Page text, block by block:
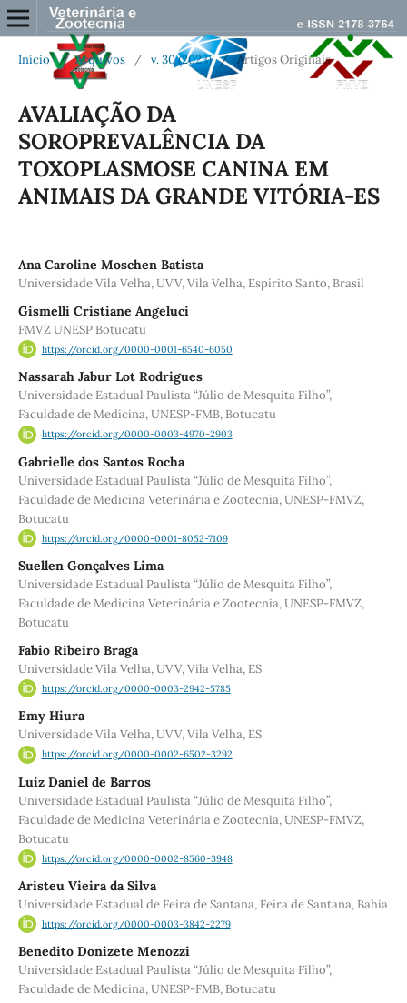
Início / Arquivos / v. 30 (2023) / Artigos Originais
AVALIAÇÃO DA
SOROPREVALÊNCIA DA
TOXOPLASMOSE CANINA EM
ANIMAIS DA GRANDE VITÓRIA-ES
Ana Caroline Moschen Batista
Universidade Vila Velha, UVV, Vila Velha, Espírito Santo, Brasil
Gismelli Cristiane Angeluci
FMVZ UNESP Botucatu
https://orcid.org/0000-0001-6540-6050
Nassarah Jabur Lot Rodrigues
Universidade Estadual Paulista “Júlio de Mesquita Filho”,
Faculdade de Medicina, UNESP-FMB, Botucatu
https://orcid.org/0000-0003-4970-2903
Gabrielle dos Santos Rocha
Universidade Estadual Paulista “Júlio de Mesquita Filho”,
Faculdade de Medicina Veterinária e Zootecnia, UNESP-FMVZ,
Botucatu
https://orcid.org/0000-0001-8052-7109
Suellen Gonçalves Lima
Universidade Estadual Paulista “Júlio de Mesquita Filho”,
Faculdade de Medicina Veterinária e Zootecnia, UNESP-FMVZ,
Botucatu
Fabio Ribeiro Braga
Universidade Vila Velha, UVV, Vila Velha, ES
https://orcid.org/0000-0003-2942-5785
Emy Hiura
Universidade Vila Velha, UVV, Vila Velha, ES
https://orcid.org/0000-0002-6502-3292
Luiz Daniel de Barros
Universidade Estadual Paulista “Júlio de Mesquita Filho”,
Faculdade de Medicina Veterinária e Zootecnia, UNESP-FMVZ,
Botucatu
https://orcid.org/0000-0002-8560-3948
Aristeu Vieira da Silva
Universidade Estadual de Feira de Santana, Feira de Santana, Bahia
https://orcid.org/0000-0003-3842-2279
Benedito Donizete Menozzi
Universidade Estadual Paulista “Júlio de Mesquita Filho”,
Faculdade de Medicina, UNESP-FMB, Botucatu